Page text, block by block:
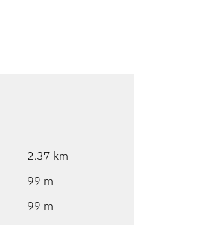
2.37 km
99 m
99 m